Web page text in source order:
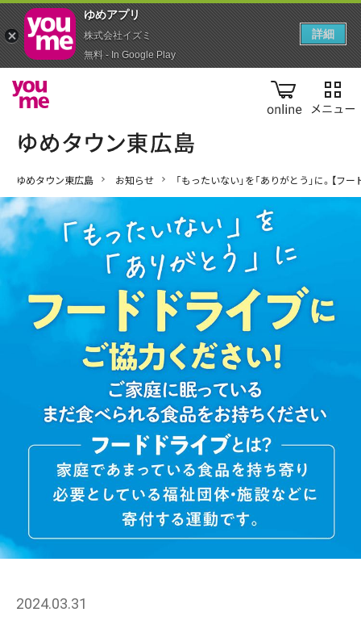
online
ゆめタウン東広島 お知らせ 「もったいない」を「ありがとう」に。【フ
2024.03.31
ゆめアプ‪リ‬
株式会社イズミ
無料 - In Google Play
詳細